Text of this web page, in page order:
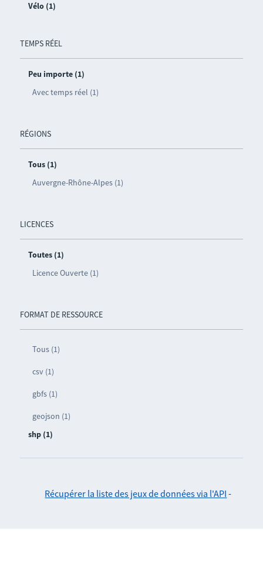
Vélo (1)
TEMPS RÉEL
Peu importe (1)
Avec temps réel (1)
RÉGIONS
Tous (1)
Auvergne-Rhône-Alpes (1)
LICENCES
Toutes (1)
Licence Ouverte (1)
FORMAT DE RESSOURCE
Tous (1)
csv (1)
gbfs (1)
geojson (1)
shp (1)
Récupérer la liste des jeux de données via l'API -